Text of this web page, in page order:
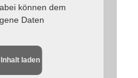
können dem
Daten
Inhalt laden